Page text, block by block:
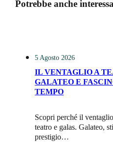
Potrebbe anche
5 Agosto 2026
IL VENTAGLIO A
GALATEO E
TEMPO
Scopri perché il
teatro e galas. Galateo,
prestigio…